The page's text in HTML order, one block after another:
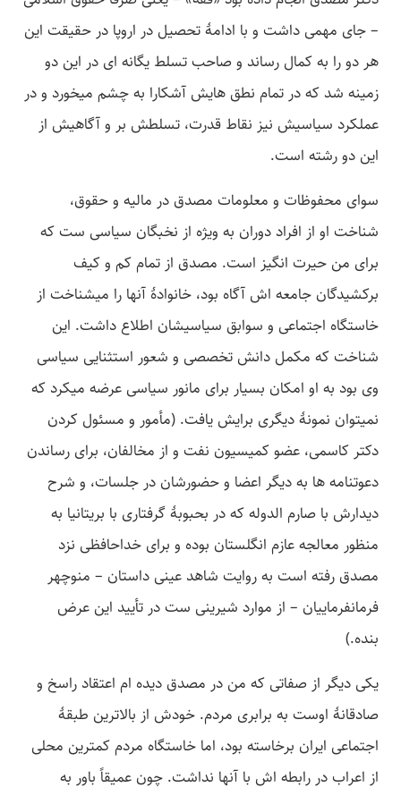
– جای مهمی داشت و با ادامۀ تحصیل در اروپا در حقیقت این
هر دو را به کمال رساند و صاحب تسلط یگانه ­ای در این دو
زمینه شد که در تمام نطق­ هایش آشکارا به چشم می­خورد و در
عملکرد سیاسیش نیز نقاط قدرت، تسلطش بر و آگاهیش از
این دو رشته است.
سوای محفوظات و معلومات مصدق در مالیه و حقوق،
شناخت او از افراد دوران به ویژه از نخبگان سیاسی ست که
برای من حیرت انگیز است. مصدق از تمام کم و کیف
برکشیدگان جامعه­ اش آگاه بود، خانوادۀ آنها را می­شناخت از
خاستگاه اجتماعی و سوابق سیاسیشان اطلاع داشت. این
شناخت که مکمل دانش تخصصی و شعور استثنایی سیاسی
وی بود به او امکان بسیار برای مانور سیاسی عرضه می­کرد که
نمی­توان نمونۀ دیگری برایش یافت. (مأمور و مسئول کردن
دکتر کاسمی، عضو کمیسیون نفت و از مخالفان، برای رساندن
دعوتنامه­ ها به دیگر اعضا و حضورشان در جلسات، و شرح
دیدارش با صارم الدوله که در بحبوبۀ گرفتاری با بریتانیا به
منظور معالجه عازم انگلستان بوده و برای خداحافظی نزد
مصدق رفته است به روایت شاهد عینی داستان – منوچهر
فرمانفرماییان – از موارد شیرینی ست در تأیید این عرض
بنده.)
یکی دیگر از صفاتی که من در مصدق دیده ­ام اعتقاد راسخ و
صادقانۀ اوست به برابری مردم. خودش از بالاترین طبقۀ
اجتماعی ایران برخاسته بود، اما خاستگاه مردم کمترین محلی
از اعراب در رابطه­ اش با آنها نداشت. چون عمیقاً باور به